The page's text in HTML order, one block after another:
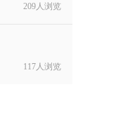
209人浏览
117人浏览